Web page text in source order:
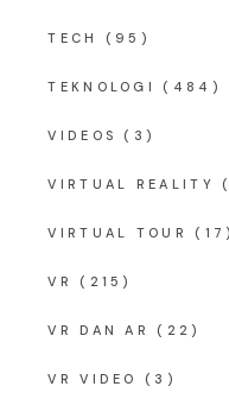
TECH (95)
TEKNOLOGI (484)
VIDEOS (3)
VIRTUAL REALITY
VIRTUAL TOUR (17)
VR (215)
VR DAN AR (22)
VR VIDEO (3)